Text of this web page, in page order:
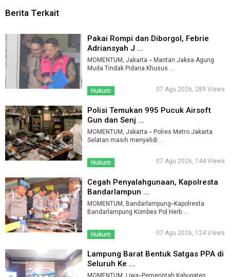
Berita Terkait
Pakai Rompi dan Diborgol, Febrie
Adriansyah J ...
MOMENTUM, Jakarta -- Mantan Jaksa Agung
Muda Tindak Pidana Khusus ...
Hukum 07 Agu 2026, 289 Views
Polisi Temukan 995 Pucuk Airsoft
Gun dan Senj ...
MOMENTUM, Jakarta -- Polres Metro Jakarta
Selatan masih menyelidi ...
Hukum 07 Agu 2026, 144 Views
Cegah Penyalahgunaan, Kapolresta
Bandarlampun ...
MOMENTUM, Bandarlampung--Kapolresta
Bandarlampung Kombes Pol Herb ...
Hukum 07 Agu 2026, 124 Views
Lampung Barat Bentuk Satgas PPA di
Seluruh Ke ...
MOMENTUM, Liwa--Pemerintah Kabupaten